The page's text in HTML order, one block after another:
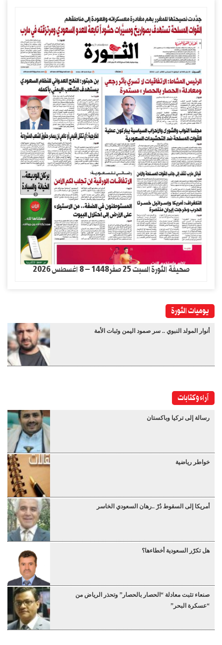
صحيفة الثورة السبت 25 صفر1448 – 8 اغسطس 2026
يوميات الثورة
أنوار المولد النبوي .. سر صمود اليمن وثبات الأمة
آراء وكتابات
رسالة إلى تركيا وباكستان
خواطر رياضية
أمريكا إلى السقوط دُرْ ..رهان السعودي الخاسر
هل تكرّر السعودية أخطاءها؟
صنعاء تثبت معادلة “الحصار بالحصار” وتحذر الرياض من
“عسكرة البحر”